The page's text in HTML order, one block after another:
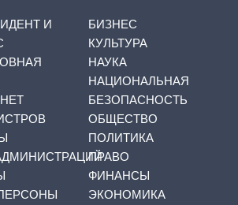
И
БИЗНЕС
КУЛЬТУРА
НАУКА
НАЦИОНАЛЬНАЯ
БЕЗОПАСНОСТЬ
ОБЩЕСТВО
ПОЛИТИКА
ПРАВО
ФИНАНСЫ
ЭКОНОМИКА